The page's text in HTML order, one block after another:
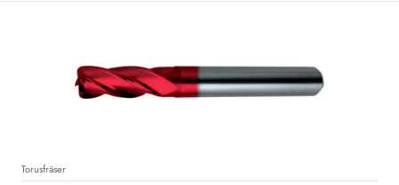
Torusfräser